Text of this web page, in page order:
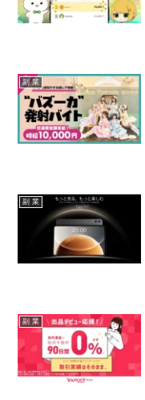
副 業
副 業
副 業